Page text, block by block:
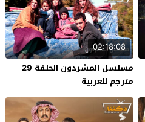
02:18:08
مسلسل المشردون الحلقة 29
مترجم للعربية